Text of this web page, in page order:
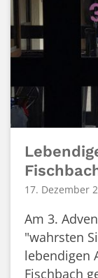
17. Dezember
Am 3.
"wahrsten
lebendigen
Fischbach